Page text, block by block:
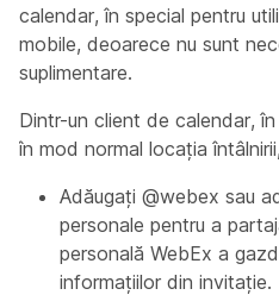
calendar, în special pentru
mobile, deoarece nu sunt
suplimentare.
Dintr-un client de calendar,
în mod normal locația
Adăugați @webex sau
personale pentru a
personală WebEx a
informațiilor din invitație.